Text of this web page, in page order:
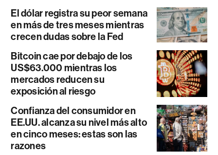
El dólar registra su peor semana
en más de tres meses mientras
crecen dudas sobre la Fed
Bitcoin cae por debajo de los
US$63.000 mientras los
mercados reducen su
exposición al riesgo
Confianza del consumidor en
EE.UU. alcanza su nivel más alto
en cinco meses: estas son las
razones